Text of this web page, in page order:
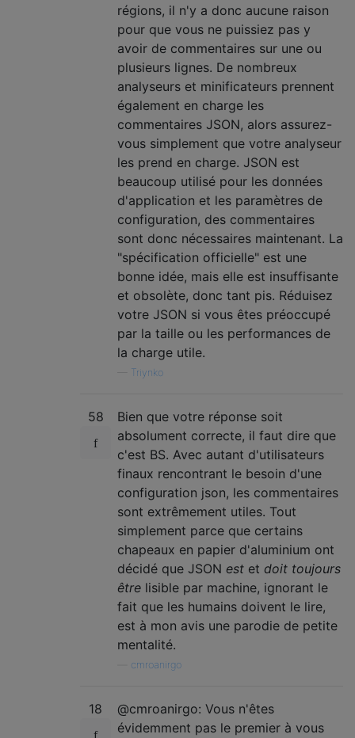
régions, il n'y a donc aucune raison
pour que vous ne puissiez pas y
avoir de commentaires sur une ou
plusieurs lignes. De nombreux
analyseurs et minificateurs prennent
également en charge les
commentaires JSON, alors assurez-
vous simplement que votre analyseur
les prend en charge. JSON est
beaucoup utilisé pour les données
d'application et les paramètres de
configuration, des commentaires
sont donc nécessaires maintenant. La
"spécification officielle" est une
bonne idée, mais elle est insuffisante
et obsolète, donc tant pis. Réduisez
votre JSON si vous êtes préoccupé
par la taille ou les performances de
la charge utile.
Triynko
58
Bien que votre réponse soit
absolument correcte, il faut dire que
c'est BS. Avec autant d'utilisateurs
finaux rencontrant le besoin d'une
configuration json, les commentaires
sont extrêmement utiles. Tout
simplement parce que certains
chapeaux en papier d'aluminium ont
décidé que JSON est et doit toujours
être lisible par machine, ignorant le
fait que les humains doivent le lire,
est à mon avis une parodie de petite
mentalité.
cmroanirgo
18
@cmroanirgo: Vous n'êtes
évidemment pas le premier à vous